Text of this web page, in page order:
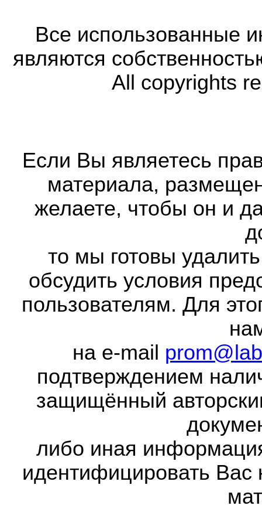
Все использованные
являются
All copyrights
Если Вы являетесь
материала,
желаете, чтобы он и
то мы готовы
обсудить условия
пользователям. Для
на e-mail
подтверждением
защищённый
либо иная
идентифицировать Вас